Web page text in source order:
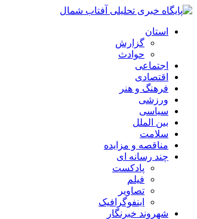
استان
گزارش
حوادث
اجتماعی
اقتصادی
فرهنگ و هنر
ورزشی
سیاسی
بین الملل
سلامت
مناقصه و مزایده
چند رسانه ای
پادکست
فیلم
تصاویر
اینفوگرافیک
شهروند خبرنگار